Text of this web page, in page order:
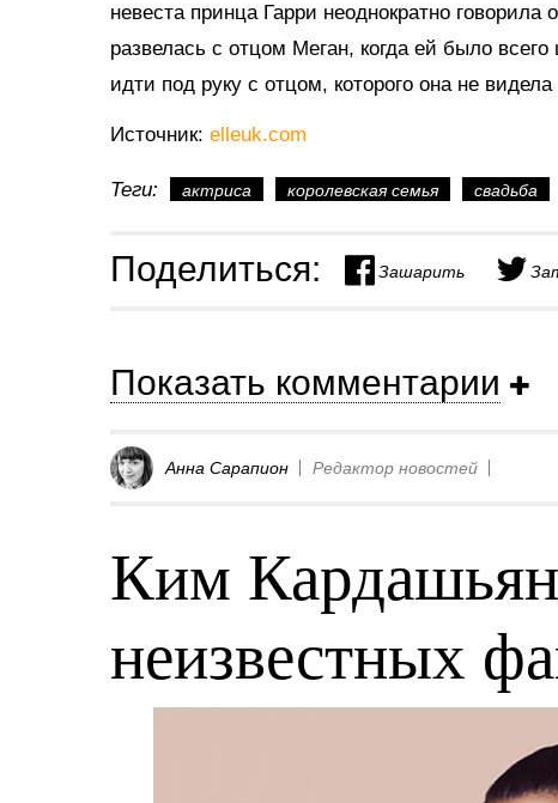
невеста принца Гарри неоднократно
развелась с отцом Меган, когда ей было
идти под руку с отцом, которого она не видела
Источник: elleuk.com
Теги: актриса королевская семья свадьба
Поделиться: Зашарить
Показать комментарии
Анна Сарапион Редактор новостей
Ким Кардашьян
неизвестных